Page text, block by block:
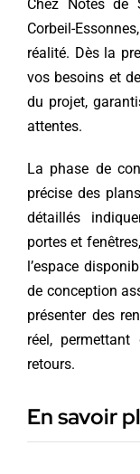
Chez Notes de
Corbeil-
réalité. Dès la
vos besoins et
du projet,
attentes.
La phase de
précise des
détaillés
portes et
l’espace
de conception
présenter des
réel,
retours.
En savoir